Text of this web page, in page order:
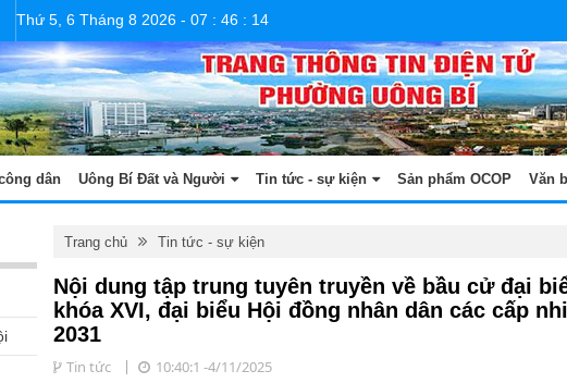
Thứ 5, 6 Tháng 8 2026 - 07 : 46 : 15
dân Uông Bí Đất và Người Tin tức - sự kiện Sản phẩm OCOP Văn
Trang chủ Tin tức - sự kiện
Nội dung tập trung tuyên truyền về bầu cử đại
khóa XVI, đại biểu Hội đồng nhân dân các cấp
2031
Tin tức 10:40:1 -4/11/2025